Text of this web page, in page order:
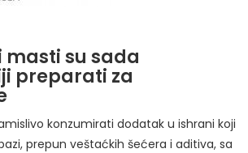
masti su sada
preparati za
konzumirati dodatak u ishrani koji
prepun veštaćkih šećera i aditiva, sa